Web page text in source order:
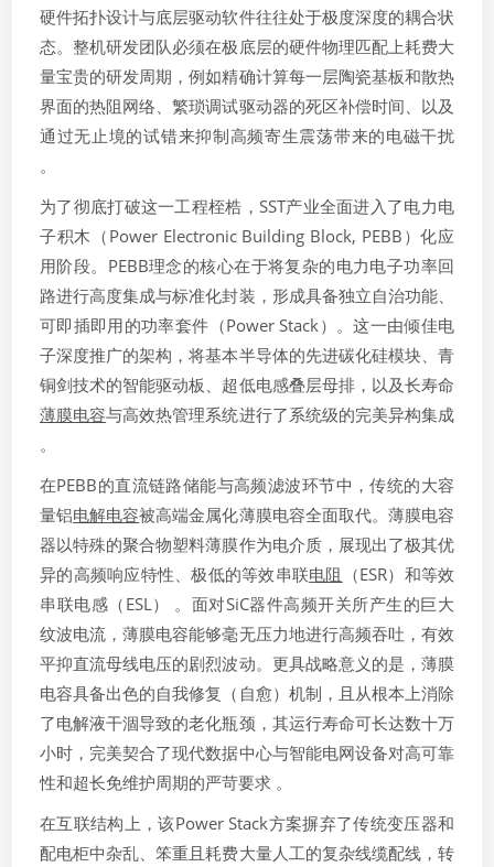
硬件拓扑设计与底层驱动软件往往处于极度深度的耦合状
态。整机研发团队必须在极底层的硬件物理匹配上耗费大
量宝贵的研发周期，例如精确计算每一层陶瓷基板和散热
界面的热阻网络、繁琐调试驱动器的死区补偿时间、以及
通过无止境的试错来抑制高频寄生震荡带来的电磁干扰
。
为了彻底打破这一工程桎梏，SST产业全面进入了电力电
子积木（Power Electronic Building Block, PEBB）化应
用阶段。PEBB理念的核心在于将复杂的电力电子功率回
路进行高度集成与标准化封装，形成具备独立自治功能、
可即插即用的功率套件（Power Stack）。这一由倾佳电
子深度推广的架构，将基本半导体的先进碳化硅模块、青
铜剑技术的智能驱动板、超低电感叠层母排，以及长寿命
薄膜电容与高效热管理系统进行了系统级的完美异构集成
。
在PEBB的直流链路储能与高频滤波环节中，传统的大容
量铝电解电容被高端金属化薄膜电容全面取代。薄膜电容
器以特殊的聚合物塑料薄膜作为电介质，展现出了极其优
异的高频响应特性、极低的等效串联电阻 （ESR）和等效
串联电感（ESL） 。面对SiC器件高频开关所产生的巨大
纹波电流，薄膜电容能够毫无压力地进行高频吞吐，有效
平抑直流母线电压的剧烈波动。更具战略意义的是，薄膜
电容具备出色的自我修复（自愈）机制，且从根本上消除
了电解液干涸导致的老化瓶颈，其运行寿命可长达数十万
小时，完美契合了现代数据中心与智能电网设备对高可靠
性和超长免维护周期的严苛要求 。
在互联结构上，该Power Stack方案摒弃了传统变压器和
配电柜中杂乱、笨重且耗费大量人工的复杂线缆配线，转